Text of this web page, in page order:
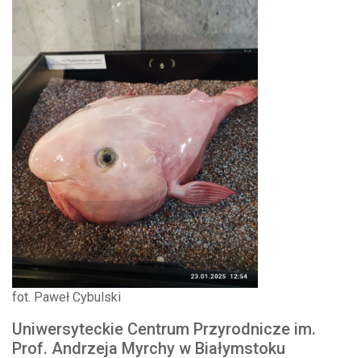
fot. Paweł Cybulski
Uniwersyteckie Centrum Przyrodnicze im.
Prof. Andrzeja Myrchy w Białymstoku